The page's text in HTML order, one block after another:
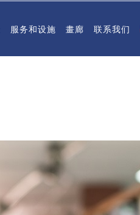
服务和设施 畫廊 联系我们